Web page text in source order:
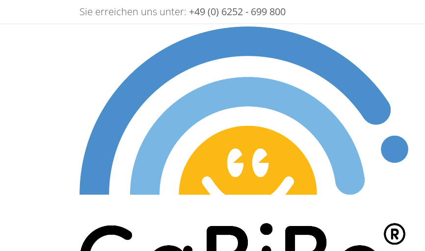
Sie erreichen uns unter: +49 (0) 6252 - 699 800